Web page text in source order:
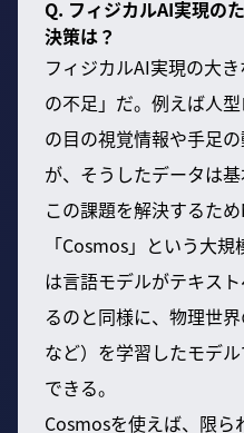
Q. フィジカルAI実現の
決策は？
フィジカルAI実現の大
の不足」だ。例えば人
の目の視覚情報や手足
が、そうしたデータは
この課題を解決するた
「Cosmos」という大
は言語モデルがテキス
るのと同様に、物理世
など）を学習したモデ
できる。
Cosmosを使えば、限